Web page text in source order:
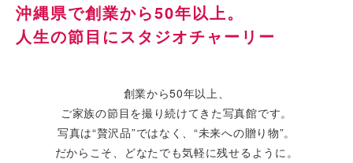
沖縄県で創業から50年以上。
人生の節目にスタジオチャーリー
創業から50年以上、
ご家族の節目を撮り続けてきた写真館です。
写真は“贅沢品”ではなく、“未来への贈り物”。
だからこそ、どなたでも気軽に残せるように。